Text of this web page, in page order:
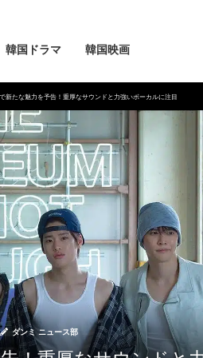
韓国ドラマ 韓国映画
新たな魅力を予告！重厚なサウンドと力強いボーカルに注目
ダンミ ニュース部